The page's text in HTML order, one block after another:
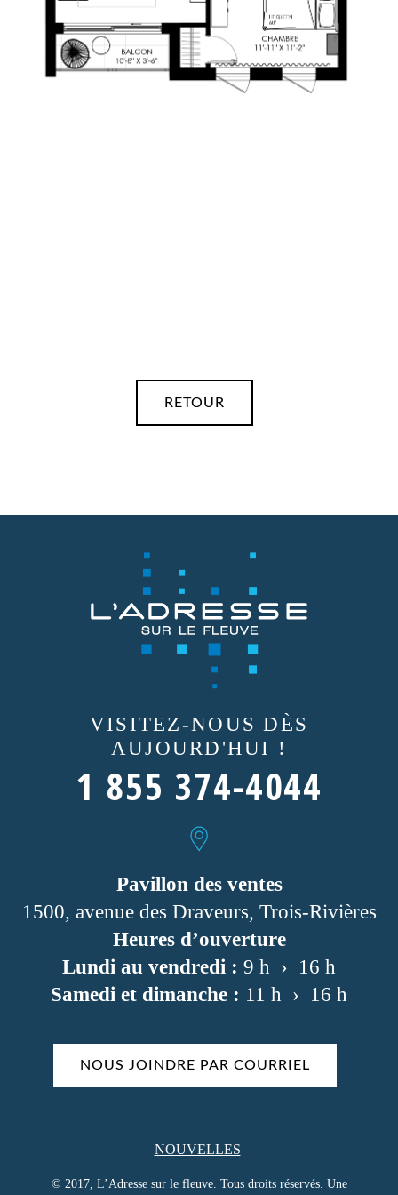
RETOUR
VISITEZ-NOUS DÈS
AUJOURD'HUI !
1 855 374-4044
Pavillon des ventes
1500, avenue des Draveurs, Trois-Rivières
Heures d’ouverture
Lundi au vendredi : 9 h › 16 h
Samedi et dimanche : 11 h › 16 h
NOUS JOINDRE PAR COURRIEL
NOUVELLES
© 2017, L’Adresse sur le fleuve. Tous droits réservés. Une